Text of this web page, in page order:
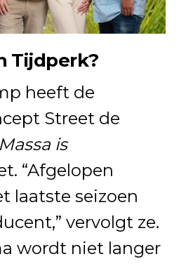
Tijdperk?
heeft de
Street de
Massa is
“Afgelopen
laatste seizoen
vervolgt ze.
wordt niet langer